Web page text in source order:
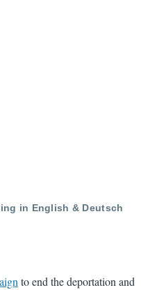
in English & Deutsch
to end the deportation and